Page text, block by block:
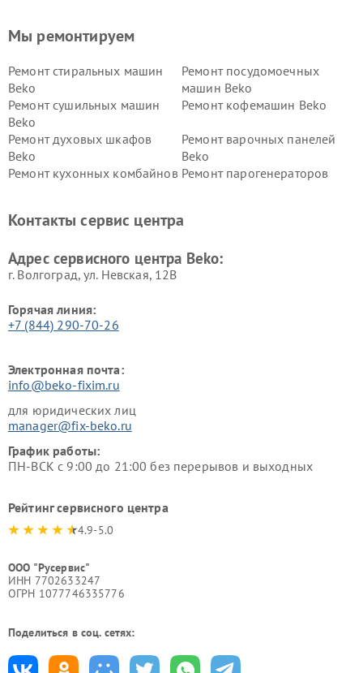
Мы ремонтируем
Ремонт стиральных машин
Beko
Ремонт посудомоечных
машин Beko
Ремонт сушильных машин
Beko
Ремонт кофемашин Beko
Ремонт духовых шкафов
Beko
Ремонт варочных панелей
Beko
Ремонт кухонных комбайнов Ремонт парогенераторов
Ремонт холодильников Beko Ремонт морозильных камер
Контакты сервис центра
Адрес сервисного центра Beko:
г. Волгоград, ул. Невская, 12В
Горячая линия:
+7 (844) 290-70-26
Электронная почта:
info@beko-fixim.ru
для юридических лиц
manager@fix-beko.ru
График работы:
ПН-ВСК с 9:00 до 21:00 без перерывов и выходных
Рейтинг сервисного центра
4.9-5.0
ООО "Русервис"
ИНН 7702633247
ОГРН 1077746335776
Поделиться в соц. сетях: